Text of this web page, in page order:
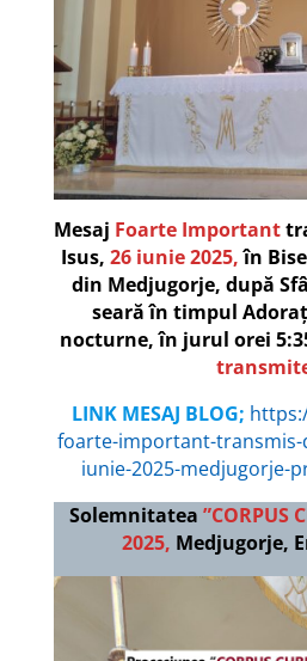
Mesaj Foarte Important
Isus, 26 iunie 2025,în
din Medjugorje, după
seară în timpul
nocturne, în jurul orei
LINK MESAJ BLOG;
foarte-important-transmis-
iunie-2025-medjugorje-
Solemnitatea”CORPUS
2025, Medjugorje,